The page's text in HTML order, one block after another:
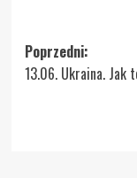
Zobacz
wpisy
Poprzedni:
13.06. Ukraina. Jak